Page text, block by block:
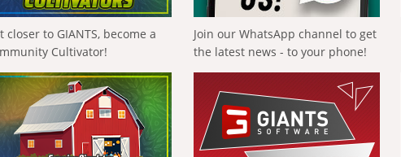
closer to GIANTS, become a
Cultivator!
Join our WhatsApp channel to get
the latest news - to your phone!